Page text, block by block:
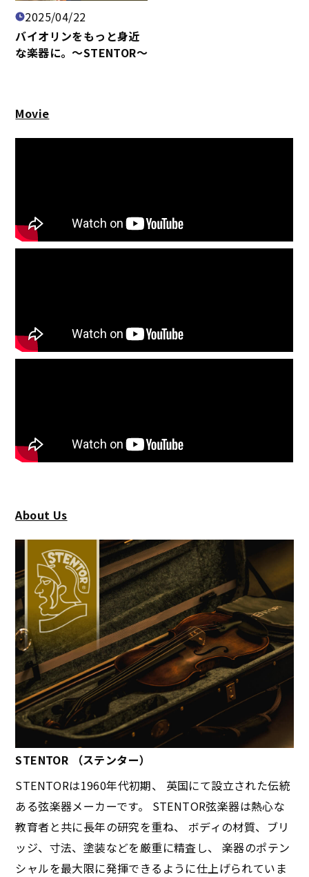
2025/04/22
バイオリンをもっと身近
な楽器に。～STENTOR～
Movie
About Us
STENTOR （ステンター）
STENTORは1960年代初期、 英国にて設立された伝統
ある弦楽器メーカーです。 STENTOR弦楽器は熱心な
教育者と共に長年の研究を重ね、 ボディの材質、ブリ
ッジ、寸法、塗装などを厳重に精査し、 楽器のポテン
シャルを最大限に発揮できるように仕上げられていま